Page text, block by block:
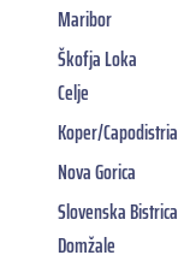
Maribor
Škofja Loka
Celje
Koper/Capodistria
Nova Gorica
Slovenska Bistrica
Domžale